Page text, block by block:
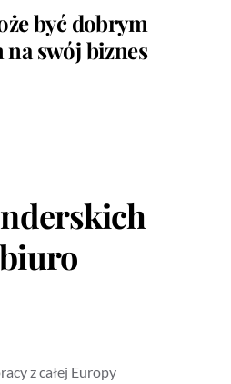
być dobrym
na swój biznes
z całej Europy